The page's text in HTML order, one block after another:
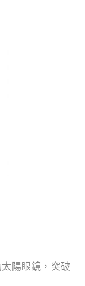
陽眼鏡，突破